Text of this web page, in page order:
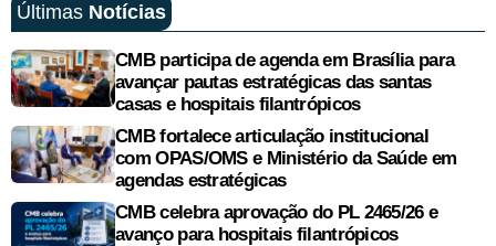
Últimas Notícias
CMB participa de agenda em Brasília para
avançar pautas estratégicas das santas
casas e hospitais filantrópicos
CMB fortalece articulação institucional
com OPAS/OMS e Ministério da Saúde em
agendas estratégicas
CMB celebra aprovação do PL 2465/26 e
avanço para hospitais filantrópicos